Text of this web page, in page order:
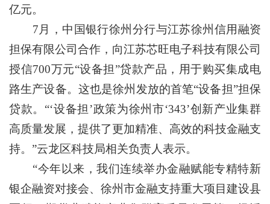
亿元。
7月，中国银行徐州分行与江苏徐州信用融资
担保有限公司合作，向江苏芯旺电子科技有限公司
授信700万元“设备担”贷款产品，用于购买集成电
路生产设备。这也是徐州发放的首笔“设备担”担保
贷款。“‘设备担’政策为徐州市‘343’创新产业集群
高质量发展，提供了更加精准、高效的科技金融支
持。”云龙区科技局相关负责人表示。
“今年以来，我们连续举办金融赋能专精特新
银企融资对接会、徐州市金融支持重大项目建设县